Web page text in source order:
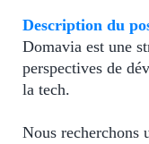
Description du
Domavia est une
perspectives de
la tech.
Nous recherchons